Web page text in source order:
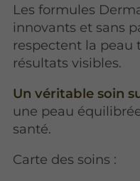
Les formules
innovants et sans
respectent la peau
résultats visibles.
Un véritable soin
une peau
santé.
Carte des soins :